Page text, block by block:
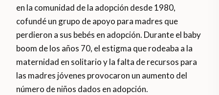
en la comunidad de la adopción desde 1980,
cofundé un grupo de apoyo para madres que
perdieron a sus bebés en adopción. Durante el baby
boom de los años 70, el estigma que rodeaba a la
maternidad en solitario y la falta de recursos para
las madres jóvenes provocaron un aumento del
número de niños dados en adopción.